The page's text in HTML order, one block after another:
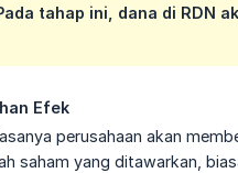
tahap ini, dana di RDN
Efek
perusahaan akan
saham yang ditawarkan,